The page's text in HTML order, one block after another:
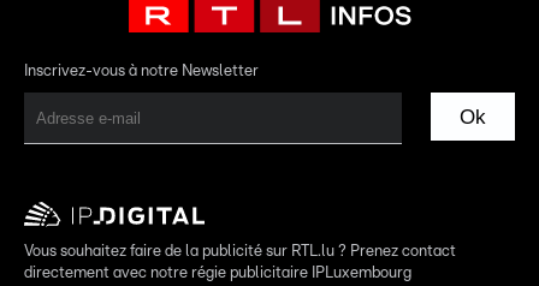
Inscrivez-vous à notre Newsletter
Ok
Vous souhaitez faire de la publicité sur RTL.lu ? Prenez contact
directement avec notre régie publicitaire IPLuxembourg